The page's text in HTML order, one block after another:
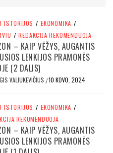
ISTORIJOS / EKONOMIKA /
/ REDAKCIJA REKOMENDUOJA
– KAIP VĖŽYS, AUGANTIS
LENKIJOS PRAMONĖS
(2 DALIS)
VALIUKEVIČIUS /10 KOVO, 2024
ISTORIJOS / EKONOMIKA /
REKOMENDUOJA
– KAIP VĖŽYS, AUGANTIS
LENKIJOS PRAMONĖS